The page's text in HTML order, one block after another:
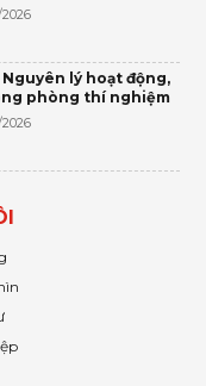
lý hoạt động,
phòng thí nghiệm